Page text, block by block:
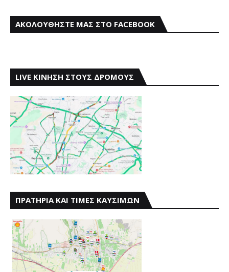
ΑΚΟΛΟΥΘΗΣΤΕ ΜΑΣ ΣΤΟ FACEBOOK
LIVE ΚΙΝΗΣΗ ΣΤΟΥΣ ΔΡΟΜΟΥΣ
ΠΡΑΤΗΡΙΑ ΚΑΙ ΤΙΜΕΣ ΚΑΥΣΙΜΩΝ